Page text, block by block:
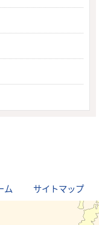
ム サイトマップ